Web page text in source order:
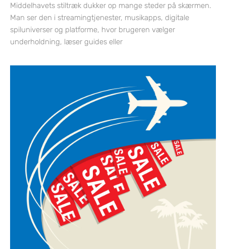
Middelhavets stiltræk dukker op mange steder på skærmen.
Man ser den i streamingtjenester, musikapps, digitale
spiluniverser og platforme, hvor brugeren vælger
underholdning, læser guides eller